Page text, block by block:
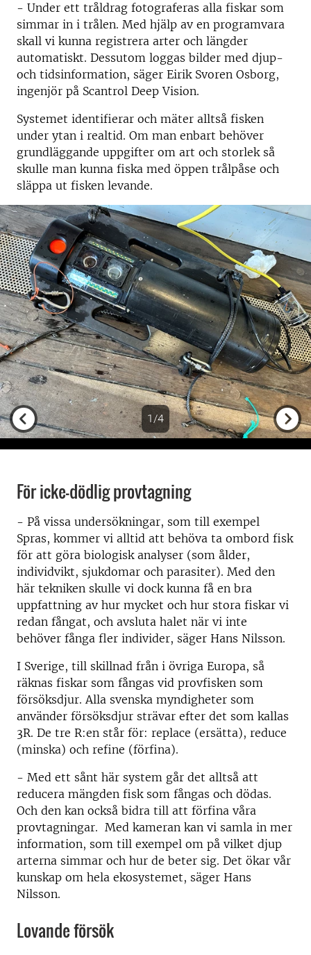
- Under ett tråldrag fotograferas alla fiskar som
simmar in i trålen. Med hjälp av en programvara
skall vi kunna registrera arter och längder
automatiskt. Dessutom loggas bilder med djup-
och tidsinformation, säger Eirik Svoren Osborg,
ingenjör på Scantrol Deep Vision.
Systemet identifierar och mäter alltså fisken
under ytan i realtid. Om man enbart behöver
grundläggande uppgifter om art och storlek så
skulle man kunna fiska med öppen trålpåse och
släppa ut fisken levande.
1/4
För icke-dödlig provtagning
- På vissa undersökningar, som till exempel
Spras, kommer vi alltid att behöva ta ombord fisk
för att göra biologisk analyser (som ålder,
individvikt, sjukdomar och parasiter). Med den
här tekniken skulle vi dock kunna få en bra
uppfattning av hur mycket och hur stora fiskar vi
redan fångat, och avsluta halet när vi inte
behöver fånga fler individer, säger Hans Nilsson.
I Sverige, till skillnad från i övriga Europa, så
räknas fiskar som fångas vid provfisken som
försöksdjur. Alla svenska myndigheter som
använder försöksdjur strävar efter det som kallas
3R. De tre R:en står för: replace (ersätta), reduce
(minska) och refine (förfina).
- Med ett sånt här system går det alltså att
reducera mängden fisk som fångas och dödas.
Och den kan också bidra till att förfina våra
provtagningar. Med kameran kan vi samla in mer
information, som till exempel om på vilket djup
arterna simmar och hur de beter sig. Det ökar vår
kunskap om hela ekosystemet, säger Hans
Nilsson.
Lovande försök